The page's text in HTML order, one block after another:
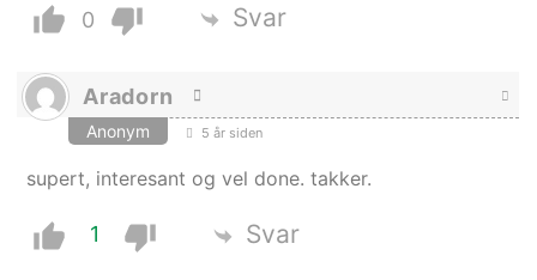
0 Svar
Aradorn
Anonym 5 år siden
supert, interesant og vel done. takker.
1 Svar